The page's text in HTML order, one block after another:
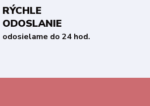
RÝCHLE
ODOSLANIE
odosielame do 24 hod.